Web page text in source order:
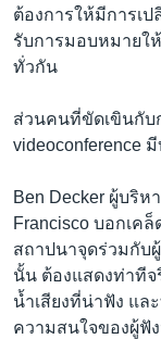
ต้องการให้มีการเ
รับการมอบหมายใ
ทั่วกัน
ส่วนคนที่ขัดเขินกับ
videoconference
Ben Decker ผู้บริห
Francisco บอกเค
สถาปนาจุดร่วมกับ
นั้น ต้องแสดงท่าทีจ
น้ำเสียงที่น่าฟัง แ
ความสนใจของผู้ฟั